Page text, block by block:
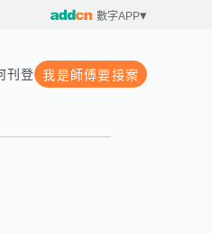
數字APP
刊登 我是師傅要接案